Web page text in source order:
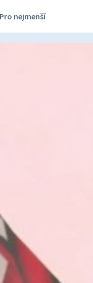
Pro nejmenší